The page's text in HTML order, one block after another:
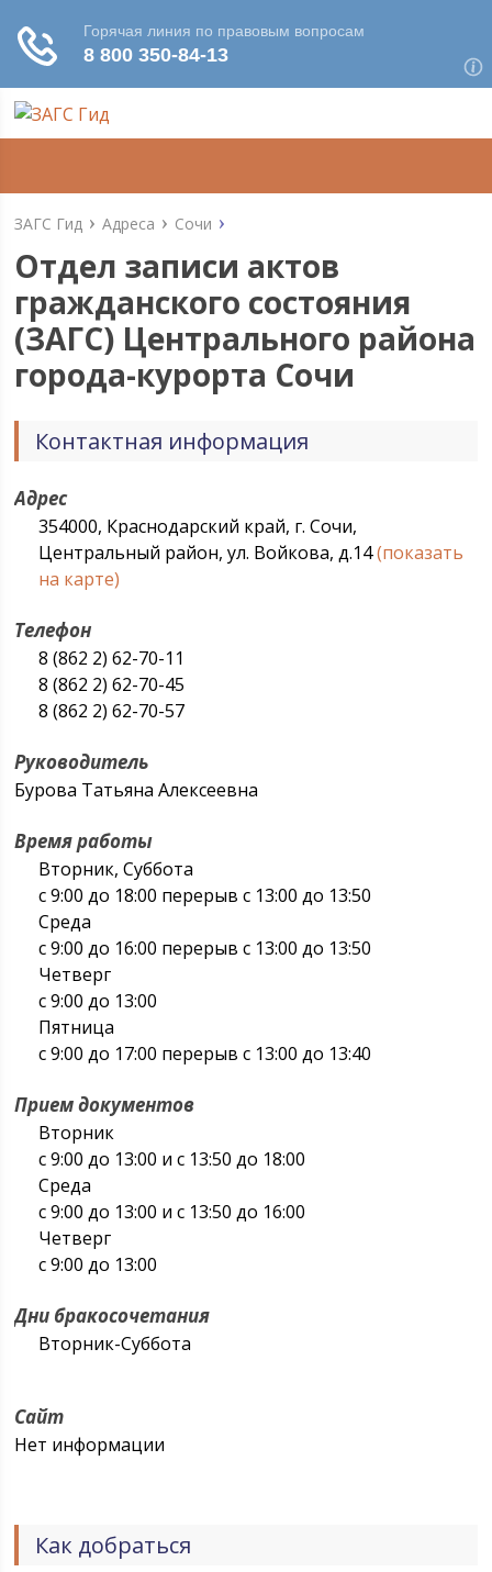
ЗАГС Гид Адреса Сочи
Отдел записи актов
гражданского состояния
(ЗАГС) Центрального района
города-курорта Сочи
Контактная информация
Адрес
354000, Краснодарский край, г. Сочи,
Центральный район, ул. Войкова, д.14(показать
на карте)
Телефон
8 (862 2) 62-70-11
8 (862 2) 62-70-45
8 (862 2) 62-70-57
Руководитель
Бурова Татьяна Алексеевна
Время работы
Вторник, Суббота
с 9:00 до 18:00 перерыв с 13:00 до 13:50
Среда
с 9:00 до 16:00 перерыв с 13:00 до 13:50
Четверг
с 9:00 до 13:00
Пятница
с 9:00 до 17:00 перерыв с 13:00 до 13:40
Прием документов
Вторник
с 9:00 до 13:00 и с 13:50 до 18:00
Среда
с 9:00 до 13:00 и с 13:50 до 16:00
Четверг
с 9:00 до 13:00
Дни бракосочетания
Вторник-Суббота
Сайт
Нет информации
Как добраться